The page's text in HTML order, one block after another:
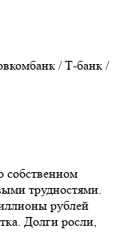
/Т-банк /
собственном
трудностями.
рублей
Долги росли,